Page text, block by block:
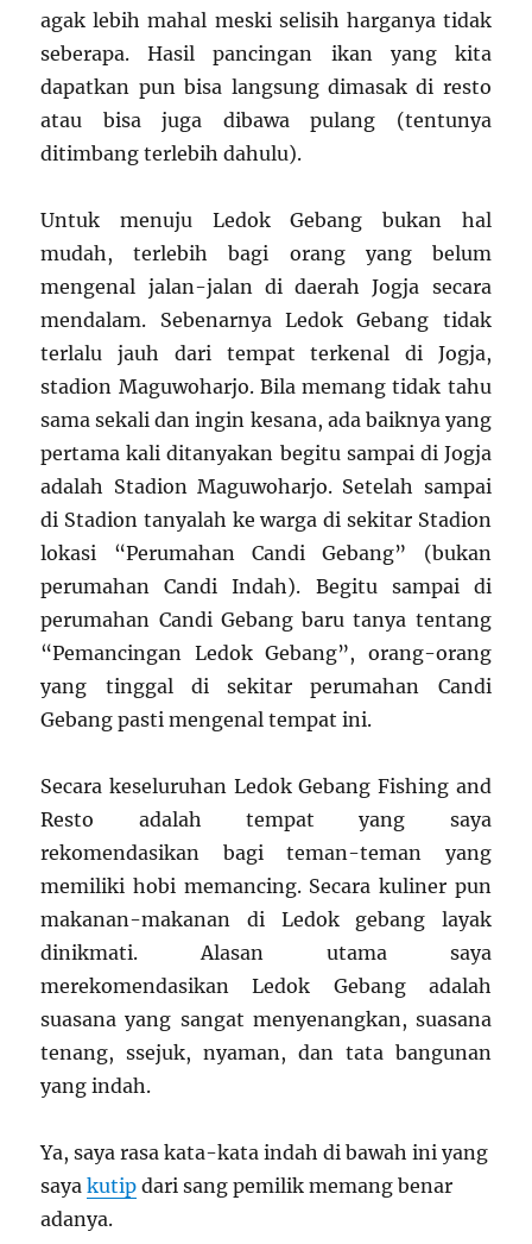
agak lebih mahal meski selisih harganya tidak
seberapa. Hasil pancingan ikan yang kita
dapatkan pun bisa langsung dimasak di resto
atau bisa juga dibawa pulang (tentunya
ditimbang terlebih dahulu).
Untuk menuju Ledok Gebang bukan hal
mudah, terlebih bagi orang yang belum
mengenal jalan-jalan di daerah Jogja secara
mendalam. Sebenarnya Ledok Gebang tidak
terlalu jauh dari tempat terkenal di Jogja,
stadion Maguwoharjo. Bila memang tidak tahu
sama sekali dan ingin kesana, ada baiknya yang
pertama kali ditanyakan begitu sampai di Jogja
adalah Stadion Maguwoharjo. Setelah sampai
di Stadion tanyalah ke warga di sekitar Stadion
lokasi “Perumahan Candi Gebang” (bukan
perumahan Candi Indah). Begitu sampai di
perumahan Candi Gebang baru tanya tentang
“Pemancingan Ledok Gebang”, orang-orang
yang tinggal di sekitar perumahan Candi
Gebang pasti mengenal tempat ini.
Secara keseluruhan Ledok Gebang Fishing and
Resto adalah tempat yang saya
rekomendasikan bagi teman-teman yang
memiliki hobi memancing. Secara kuliner pun
makanan-makanan di Ledok gebang layak
dinikmati. Alasan utama saya
merekomendasikan Ledok Gebang adalah
suasana yang sangat menyenangkan, suasana
tenang, ssejuk, nyaman, dan tata bangunan
yang indah.
Ya, saya rasa kata-kata indah di bawah ini yang
sayakutip dari sang pemilik memang benar
adanya.